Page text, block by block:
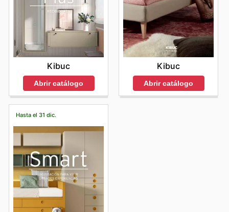
Kibuc
Abrir catálogo
Kibuc
Abrir catálogo
Hasta el 31 dic.